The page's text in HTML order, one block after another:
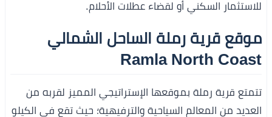
للاستثمار السكني أو لقضاء عطلات الأحلام.
موقع قرية رملة الساحل الشمالي
Ramla North Coast
تتمتع قرية رملة بموقعها الإستراتيجي المميز لقربه من
العديد من المعالم السياحية والترفيهية؛ حيث تقع في الكيلو